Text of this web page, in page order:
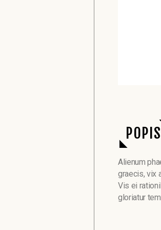
POPIS
Alienum
graecis, vix
Vis ei
gloriatur